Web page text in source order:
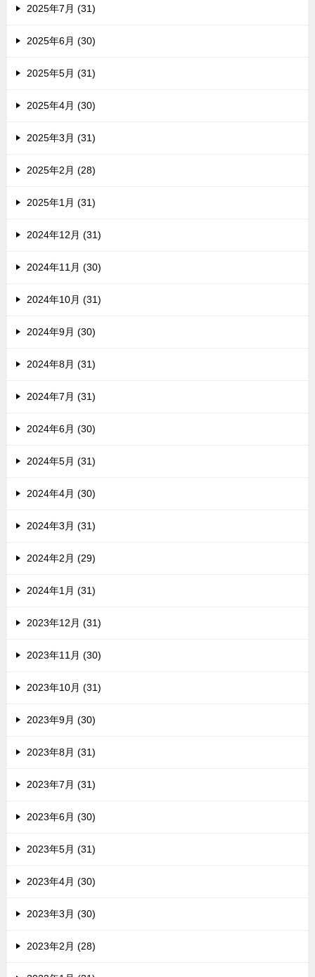
2025年7月 (31)
2025年6月 (30)
2025年5月 (31)
2025年4月 (30)
2025年3月 (31)
2025年2月 (28)
2025年1月 (31)
2024年12月 (31)
2024年11月 (30)
2024年10月 (31)
2024年9月 (30)
2024年8月 (31)
2024年7月 (31)
2024年6月 (30)
2024年5月 (31)
2024年4月 (30)
2024年3月 (31)
2024年2月 (29)
2024年1月 (31)
2023年12月 (31)
2023年11月 (30)
2023年10月 (31)
2023年9月 (30)
2023年8月 (31)
2023年7月 (31)
2023年6月 (30)
2023年5月 (31)
2023年4月 (30)
2023年3月 (30)
2023年2月 (28)